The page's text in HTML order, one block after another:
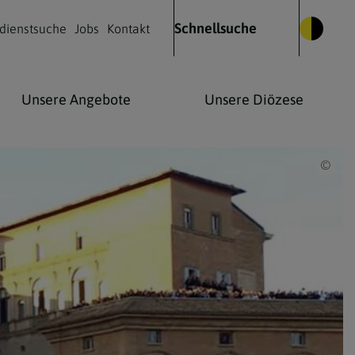
Jobs Kontakt Schnellsuche
Glauben leben
Was wir glauben
Die Heilige Messe
Wie Christen beten
Kulturelles Leben
Kirchenmusik
Kirche & Kunst
Unsere Angebote Unsere Diözese
Kontakt